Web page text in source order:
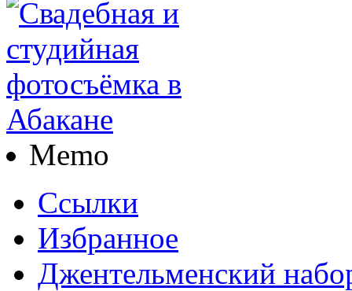
Memo
Ссылки
Избранное
Джентельменский